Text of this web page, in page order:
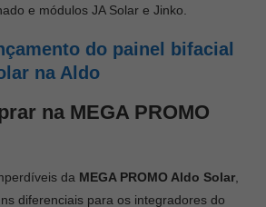
e módulos JA Solar e Jinko.
do painel bifacial
na Aldo
na MEGA PROMO
da MEGA PROMO Aldo Solar
diferenciais para os integradores do